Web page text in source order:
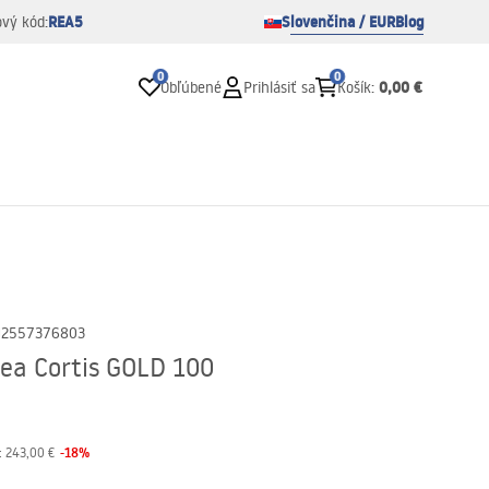
kód:REA5 Slovenčina / EURBlog
0
Obľúbené Prihlásiť sa
0
Košík: 0,00 €
Cortis GOLD 100
243,00 € -18%